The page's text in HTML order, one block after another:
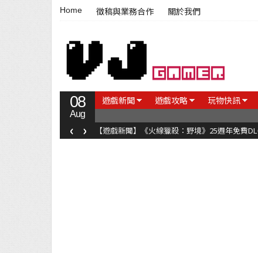
Home 徵稿與業務合作 關於我們
08
Aug
遊戲新聞 遊戲攻略 玩物快訊
【遊戲新聞】《火線獵殺：野境》25週年免費
‹ ›